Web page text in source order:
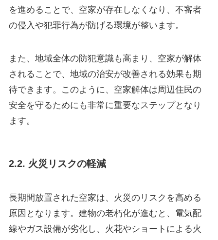
を進めることで、空家が存在しなくなり、不審者
の侵入や犯罪行為が防げる環境が整います。
また、地域全体の防犯意識も高まり、空家が解体
されることで、地域の治安が改善される効果も期
待できます。このように、空家解体は周辺住民の
安全を守るためにも非常に重要なステップとなり
ます。
2.2. 火災リスクの軽減
長期間放置された空家は、火災のリスクを高める
原因となります。建物の老朽化が進むと、電気配
線やガス設備が劣化し、火花やショートによる火